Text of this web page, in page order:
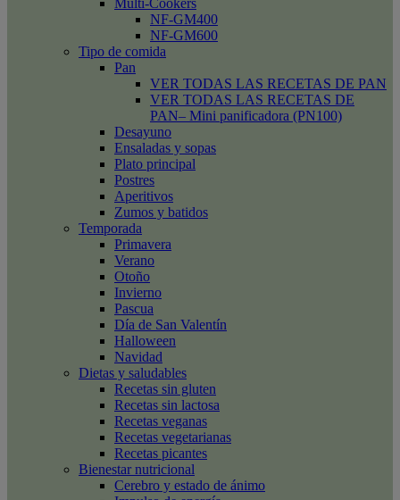
Multi-Cookers
NF-GM400
NF-GM600
Tipo de comida
Pan
VER TODAS LAS RECETAS DE PAN
VER TODAS LAS RECETAS DE
PAN– Mini panificadora (PN100)
Desayuno
Ensaladas y sopas
Plato principal
Postres
Aperitivos
Zumos y batidos
Temporada
Primavera
Verano
Otoño
Invierno
Pascua
Día de San Valentín
Halloween
Navidad
Dietas y saludables
Recetas sin gluten
Recetas sin lactosa
Recetas veganas
Recetas vegetarianas
Recetas picantes
Bienestar nutricional
Cerebro y estado de ánimo